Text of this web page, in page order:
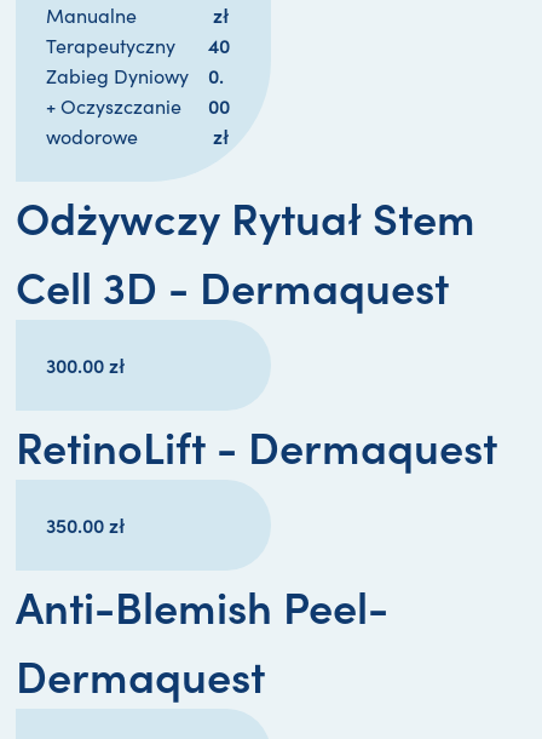
Manualne
zł
Terapeutyczny
Zabieg Dyniowy
+ Oczyszczanie
wodorowe
40
0.
00
zł
Odżywczy Rytuał Stem
Cell 3D - Dermaquest
300.00zł
RetinoLift - Dermaquest
350.00zł
Anti-Blemish Peel-
Dermaquest